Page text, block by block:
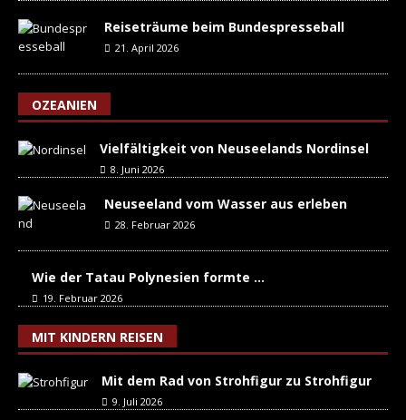
Reiseträume beim Bundespresseball
21. April 2026
OZEANIEN
Vielfältigkeit von Neuseelands Nordinsel
8. Juni 2026
Neuseeland vom Wasser aus erleben
28. Februar 2026
Wie der Tatau Polynesien formte …
19. Februar 2026
MIT KINDERN REISEN
Mit dem Rad von Strohfigur zu Strohfigur
9. Juli 2026